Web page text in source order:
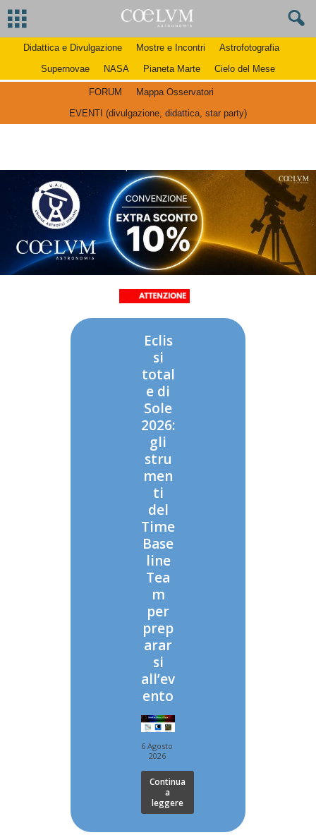
Didattica e Divulgazione Mostre e Incontri
Astrofotografia
Supernovae
NASA Pianeta Marte Cielo del Mese
FORUM
Mappa Osservatori
EVENTI (divulgazione, didattica, star party)
Eclis
si
total
e di
Sole
2026:
gli
stru
men
ti
del
Time
Base
line
Tea
m
per
prep
arar
si
all’ev
ento
6 Agosto
2026
Continua
a
leggere